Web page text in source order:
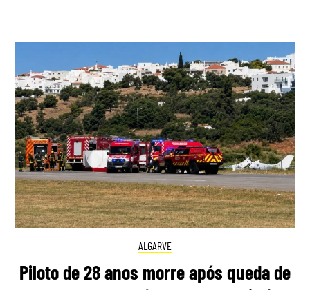
ALGARVE
Piloto de 28 anos morre após queda de